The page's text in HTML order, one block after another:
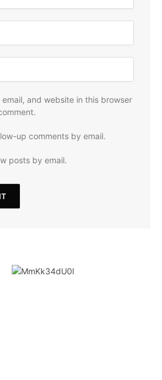
email, and website in this browser
up comments by email.
posts by email.